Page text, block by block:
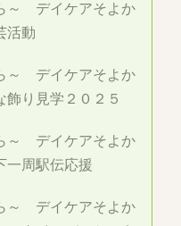
～ デイケアそよか
活動
～ デイケアそよか
り見学２０２５
～ デイケアそよか
周駅伝応援
～ デイケアそよか